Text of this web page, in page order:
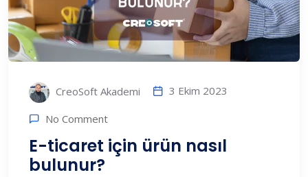
CreoSoft Akademi 3 Ekim 2023
No Comment
E-ticaret için ürün nasıl
bulunur?